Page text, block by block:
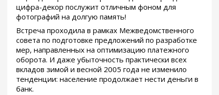
цифра-декор послужит отличным фоном для
фотографий на долгую память!
Встреча проходила в рамках Межведомственного
совета по подготовке предложений по разработке
мер, направленных на оптимизацию платежного
оборота. И даже убыточность практически всех
вкладов зимой и весной 2005 года не изменило
тенденции: население продолжает нести деньги в
банк.